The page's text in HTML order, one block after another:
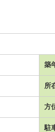
築
所
方
駐